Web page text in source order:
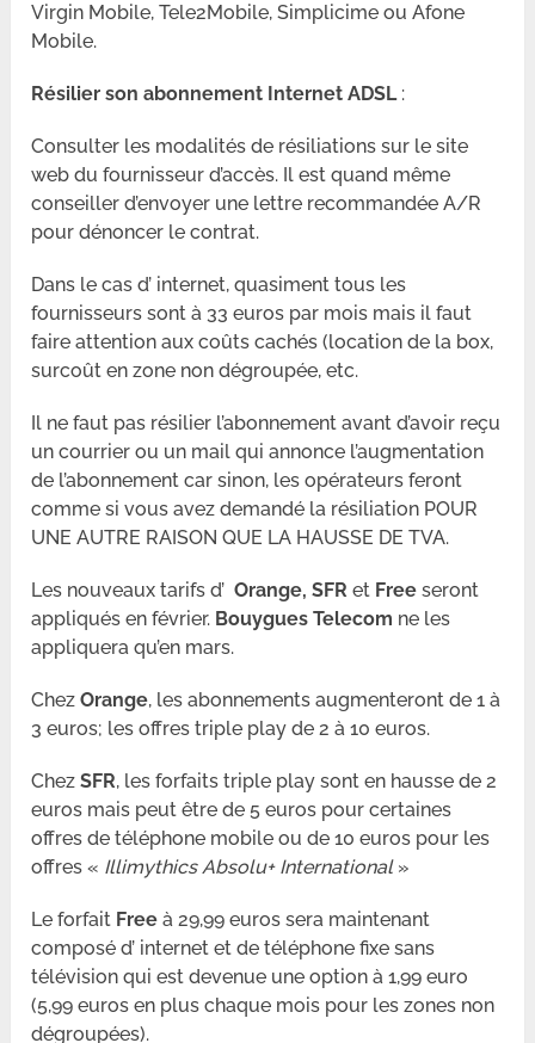
Virgin Mobile, Tele2Mobile, Simplicime ou Afone
Mobile.
Résilier son abonnement Internet ADSL:
Consulter les modalités de résiliations sur le site
web du fournisseur d’accès. Il est quand même
conseiller d’envoyer une lettre recommandée A/R
pour dénoncer le contrat.
Dans le cas d’ internet, quasiment tous les
fournisseurs sont à 33 euros par mois mais il faut
faire attention aux coûts cachés (location de la box,
surcoût en zone non dégroupée, etc.
Il ne faut pas résilier l’abonnement avant d’avoir reçu
un courrier ou un mail qui annonce l’augmentation
de l’abonnement car sinon, les opérateurs feront
comme si vous avez demandé la résiliation POUR
UNE AUTRE RAISON QUE LA HAUSSE DE TVA.
Les nouveaux tarifs d’Orange, SFR et Free seront
appliqués en février. Bouygues Telecom ne les
appliquera qu’en mars.
ChezOrange, les abonnements augmenteront de 1 à
3 euros; les offres triple play de 2 à 10 euros.
ChezSFR, les forfaits triple play sont en hausse de 2
euros mais peut être de 5 euros pour certaines
offres de téléphone mobile ou de 10 euros pour les
offres « Illimythics Absolu+ International»
Le forfait Free à 29,99 euros sera maintenant
composé d’ internet et de téléphone fixe sans
télévision qui est devenue une option à 1,99 euro
(5,99 euros en plus chaque mois pour les zones non
dégroupées).